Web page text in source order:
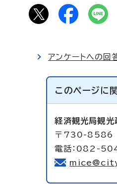
アンケートへの回
このページに
経済観光局観
〒730-8586
電話：082-